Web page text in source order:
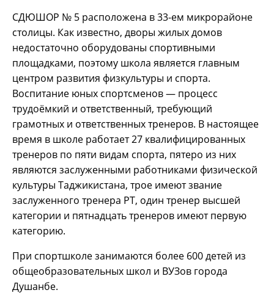
СДЮШОР № 5 расположена в 33-ем микрорайоне
столицы. Как известно, дворы жилых домов
недостаточно оборудованы спортивными
площадками, поэтому школа является главным
центром развития физкультуры и спорта.
Воспитание юных спортсменов — процесс
трудоёмкий и ответственный, требующий
грамотных и ответственных тренеров. В настоящее
время в школе работает 27 квалифицированных
тренеров по пяти видам спорта, пятеро из них
являются заслуженными работниками физической
культуры Таджикистана, трое имеют звание
заслуженного тренера РТ, один тренер высшей
категории и пятнадцать тренеров имеют первую
категорию.
При спортшколе занимаются более 600 детей из
общеобразовательных школ и ВУЗов города
Душанбе.